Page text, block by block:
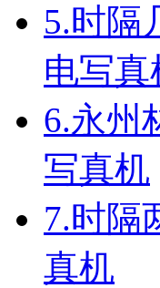
5.时隔
电写真
6.永州
写真机
7.时隔
真机